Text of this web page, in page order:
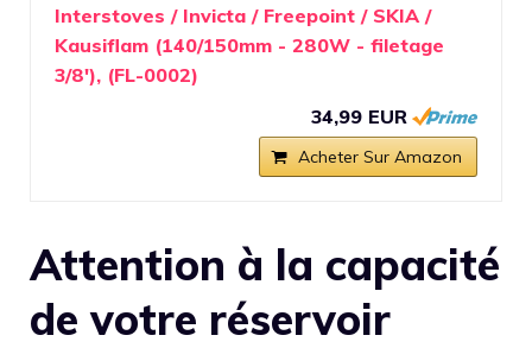
Interstoves / Invicta / Freepoint / SKIA /
Kausiflam (140/150mm - 280W - filetage
3/8'), (FL-0002)
34,99 EUR
Acheter Sur Amazon
Attention à la capacité
de votre réservoir